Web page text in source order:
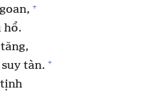
+
hổ.
tàn. +